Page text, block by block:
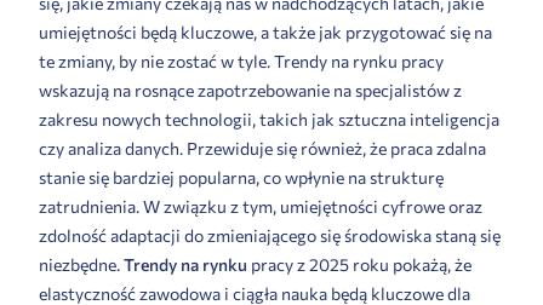
umiejętności będą kluczowe, a także jak przygotować się na
te zmiany, by nie zostać w tyle.Trendy na rynku pracy
wskazują na rosnące zapotrzebowanie na specjalistów z
zakresu nowych technologii, takich jak sztuczna inteligencja
czy analiza danych. Przewiduje się również, że praca zdalna
stanie się bardziej popularna, co wpłynie na strukturę
zatrudnienia. W związku z tym, umiejętności cyfrowe oraz
zdolność adaptacji do zmieniającego się środowiska staną się
niezbędne.Trendy na rynku pracy z 2025 roku pokażą, że
elastyczność zawodowa i ciągła nauka będą kluczowe dla